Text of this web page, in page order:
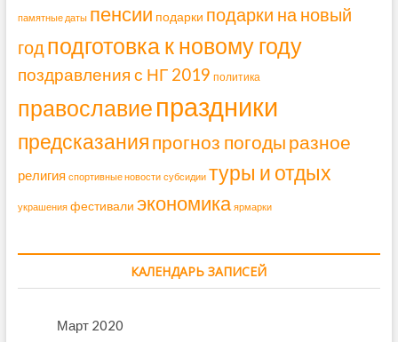
памятные даты пенсии подарки подарки на новый
год подготовка к новому году
поздравления с НГ 2019 политика
православие праздники
предсказанияпрогноз погоды разное
религия спортивные новости субсидии туры и отдых
украшения фестивали экономика ярмарки
КАЛЕНДАРЬ ЗАПИСЕЙ
Март 2020